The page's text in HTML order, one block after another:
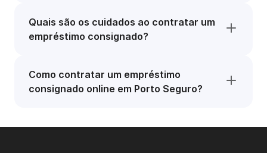
Quais são os cuidados ao contratar um
empréstimo consignado?
Como contratar um empréstimo
consignado online em Porto Seguro?